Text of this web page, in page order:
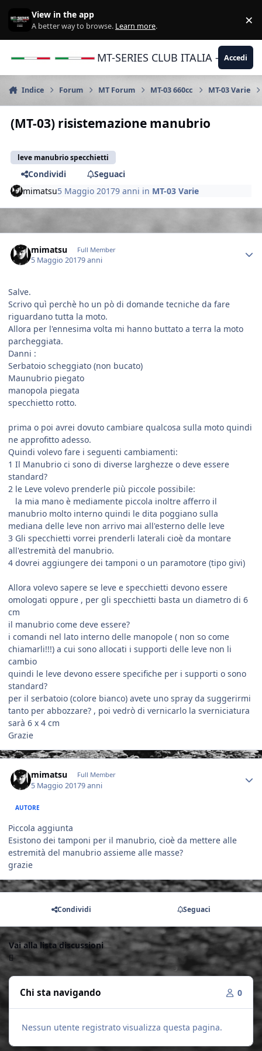
View in the app
A better way to browse. Learn more. ×
MT-SERIES CLUB ITALIA -Accedi
Indice Forum MT Forum MT-03 660cc MT-03 Varie
(MT-03) risistemazione manubrio
leve manubrio specchietti
Condividi
Seguaci
mimatsu5 Maggio 20179 anni in MT-03 Varie
mimatsu Full Member
5 Maggio 20179 anni
Salve.
Scrivo quì perchè ho un pò di domande tecniche da fare
riguardano tutta la moto.
Allora per l'ennesima volta mi hanno buttato a terra la moto
parcheggiata.
Danni :
Serbatoio scheggiato (non bucato)
Maunubrio piegato
manopola piegata
specchietto rotto.
prima o poi avrei dovuto cambiare qualcosa sulla moto quindi
ne approfitto adesso.
Quindi volevo fare i seguenti cambiamenti:
1 Il Manubrio ci sono di diverse larghezze o deve essere
standard?
2 le Leve volevo prenderle più piccole possibile:
la mia mano è mediamente piccola inoltre afferro il
manubrio molto interno quindi le dita poggiano sulla
mediana delle leve non arrivo mai all'esterno delle leve
3 Gli specchietti vorrei prenderli laterali cioè da montare
all'estremità del manubrio.
4 dovrei aggiungere dei tamponi o un paramotore (tipo givi)
Allora volevo sapere se leve e specchietti devono essere
omologati oppure , per gli specchietti basta un diametro di 6
cm
il manubrio come deve essere?
i comandi nel lato interno delle manopole ( non so come
chiamarli!!!) a cui sono allocati i supporti delle leve non li
cambio
quindi le leve devono essere specifiche per i supporti o sono
standard?
per il serbatoio (colore bianco) avete uno spray da suggerirmi
tanto per abbozzare? , poi vedrò di vernicarlo la sverniciatura
sarà 6 x 4 cm
Grazie
mimatsu Full Member
5 Maggio 20179 anni
AUTORE
Piccola aggiunta
Esistono dei tamponi per il manubrio, cioè da mettere alle
estremità del manubrio assieme alle masse?
grazie
Condividi Seguaci
Vai alla lista discussioni
Chi sta navigando 0
Nessun utente registrato visualizza questa pagina.